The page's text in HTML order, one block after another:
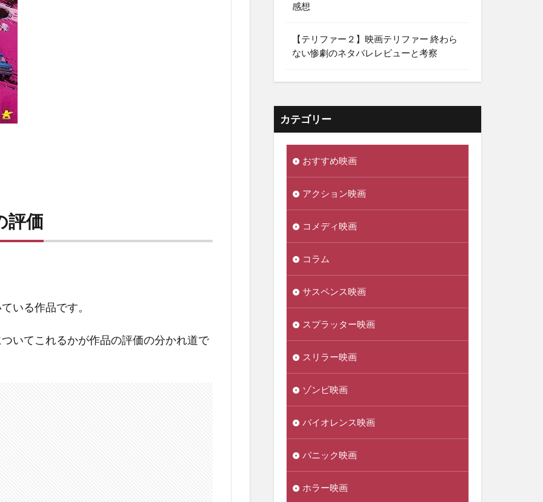
評価
いる作品です。
いてこれるかが作品の評価の分かれ道で
感想
【テリファー２】映画テリファー 終わら
ない惨劇のネタバレレビューと考察
カテゴリー
おすすめ映画
アクション映画
コメディ映画
コラム
サスペンス映画
スプラッター映画
スリラー映画
ゾンビ映画
バイオレンス映画
パニック映画
ホラー映画